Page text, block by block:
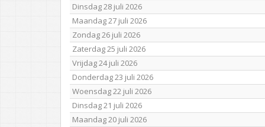
Dinsdag 28 juli 2026
Maandag 27 juli 2026
Zondag 26 juli 2026
Zaterdag 25 juli 2026
Vrijdag 24 juli 2026
Donderdag 23 juli 2026
Woensdag 22 juli 2026
Dinsdag 21 juli 2026
Maandag 20 juli 2026